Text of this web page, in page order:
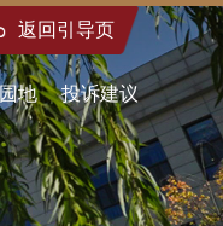
返回引导页
地 投诉建议